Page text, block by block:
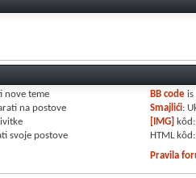
nove teme
na postove
svoje postove
BB code is
Smajlići:
[IMG] kôd:
HTML kôd:
Pravila